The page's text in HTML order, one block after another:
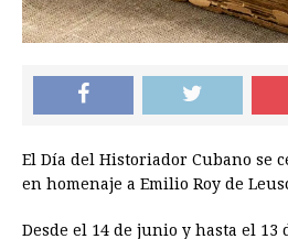
El Día del Historiador Cubano se
en homenaje a Emilio Roy de
Desde el 14 de junio y hasta el 13